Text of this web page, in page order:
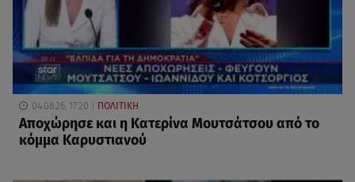
04.08.26, 17:20 ΠΟΛΙΤΙΚΗ
Αποχώρησε και η Κατερίνα Μουτσάτσου από το
κόμμα Καρυστιανού